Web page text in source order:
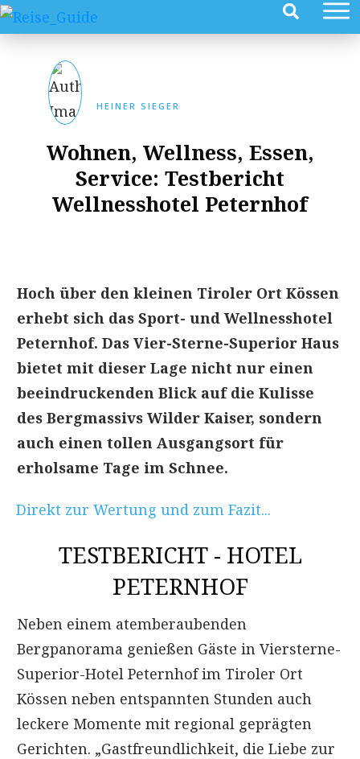
HEINER SIEGER
Wohnen, Wellness, Essen,
Service: Testbericht
Wellnesshotel Peternhof
Hoch über den kleinen Tiroler Ort Kössen
erhebt sich das Sport- und Wellnesshotel
Peternhof. Das Vier-Sterne-Superior Haus
bietet mit dieser Lage nicht nur einen
beeindruckenden Blick auf die Kulisse
des Bergmassivs Wilder Kaiser, sondern
auch einen tollen Ausgangsort für
erholsame Tage im Schnee.
Direkt zur Wertung und zum Fazit...
TESTBERICHT - HOTEL
PETERNHOF
Neben einem atemberaubenden
Bergpanorama genießen Gäste in Viersterne-
Superior-Hotel Peternhof im Tiroler Ort
Kössen neben entspannten Stunden auch
leckere Momente mit regional geprägten
Gerichten. „Gastfreundlichkeit, die Liebe zur